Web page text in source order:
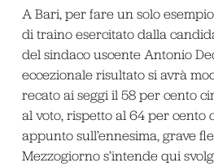
A Bari, per fare un solo
di traino esercitato dalla
del sindaco uscente Antonio
eccezionale risultato si avrà
recato ai seggi il 58 per cento
al voto, rispetto al 64 per cento
appunto sull’ennesima, grave
Mezzogiorno s’intende qui